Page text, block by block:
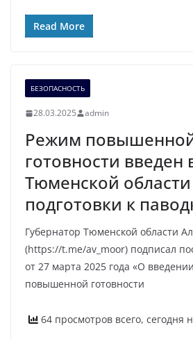
Read More
БЕЗОПАСНОСТЬ
28.03.2025 admin
Режим
готовности введен
Тюменской области
подготовки к
Губернатор Тюменской области
(https://t.me/av_moor) подписал
от 27 марта 2025 года «О
повышенной готовности
64 просмотров всего, сегодня